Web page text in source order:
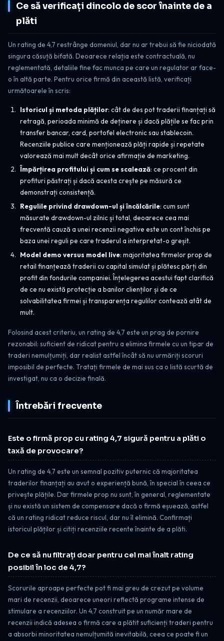
Ce să verificați dincolo de scor înainte de a
plăti
Un rating de 4,7 restrânge domeniul, dar nu ar trebui să fie niciodată
singura căsuță bifată. Deoarece relația este contractuală, nu
reglementată, detaliile fine fac munca pe care un regulator ar face-
o în altă parte. Pentru orice firmă din această listă, verificați
următoarele în scris:
Istoricul și metoda plăților: cât de des pot traderii finanțați să
retragă, perioada minimă de deținere și dacă plățile se fac prin
transfer bancar, card, portofel electronic sau stablecoin.
Recenziile publice care menționează plăți rapide și repetate
valorează mai mult decât orice afirmație de marketing.
Împărțirea profitului și cum se scalează: ce procent din
profituri păstrați și dacă acesta crește pe măsură ce
demonstrați consistență.
Regulile privind drawdown-ul și încălcările: cum sunt
măsurate drawdown-ul zilnic și total, deoarece cea mai
frecventă cauză a unei recenzii negative este un cont închis pe
baza unei reguli pe care traderul a interpretat-o greșit.
Model demo versus model live: majoritatea firmelor prop de
retail finanțează traderii cu capital simulat și plătesc părți din
profit din fondurile companiei. Înțelegerea acestui fapt clarifică
de ce nu există protecție a banilor clienților și de ce
solvabilitatea firmei și transparența regulilor contează atât de
mult.
Folosind acest criteriu, un rating de 4,7 este un prag de pornire
rezonabil: suficient de ridicat pentru a elimina firmele cu un tipar de
traderi nemulțumiți, dar realist astfel încât să nu urmăriți scoruri
imposibil de perfecte. Tratați firmele de mai sus ca o listă scurtă de
investigat, nu ca o decizie finală.
Întrebări frecvente
Este o firmă prop cu rating 4,7 sigură pentru a plăti o
taxă de provocare?
Un rating de 4,7 este un semnal pozitiv puternic că majoritatea
traderilor finanțați au avut o experiență bună, în special în ceea ce
privește plățile. Dar firmele prop nu sunt, în general, reglementate
și nu există un sistem de compensare dacă o firmă eșuează, astfel
că un rating ridicat reduce riscul, dar nu îl elimină. Confirmați
istoricul plăților și citiți recenziile recente înainte de a plăti.
De ce să nu filtrați doar pentru cel mai înalt rating
posibil în loc de 4,7?
Scorurile aproape perfecte pot fi mai greu de crezut pe volume
mari de recenzii, deoarece uneori reflectă programe intense de
stimulare a recenziilor. Un 4,7 construit pe un număr mare de
recenzii indică adesea o firmă care a plătit suficienți traderi pentru
a absorbi minoritatea nemulțumită inevitabilă, ceea ce poate fi un